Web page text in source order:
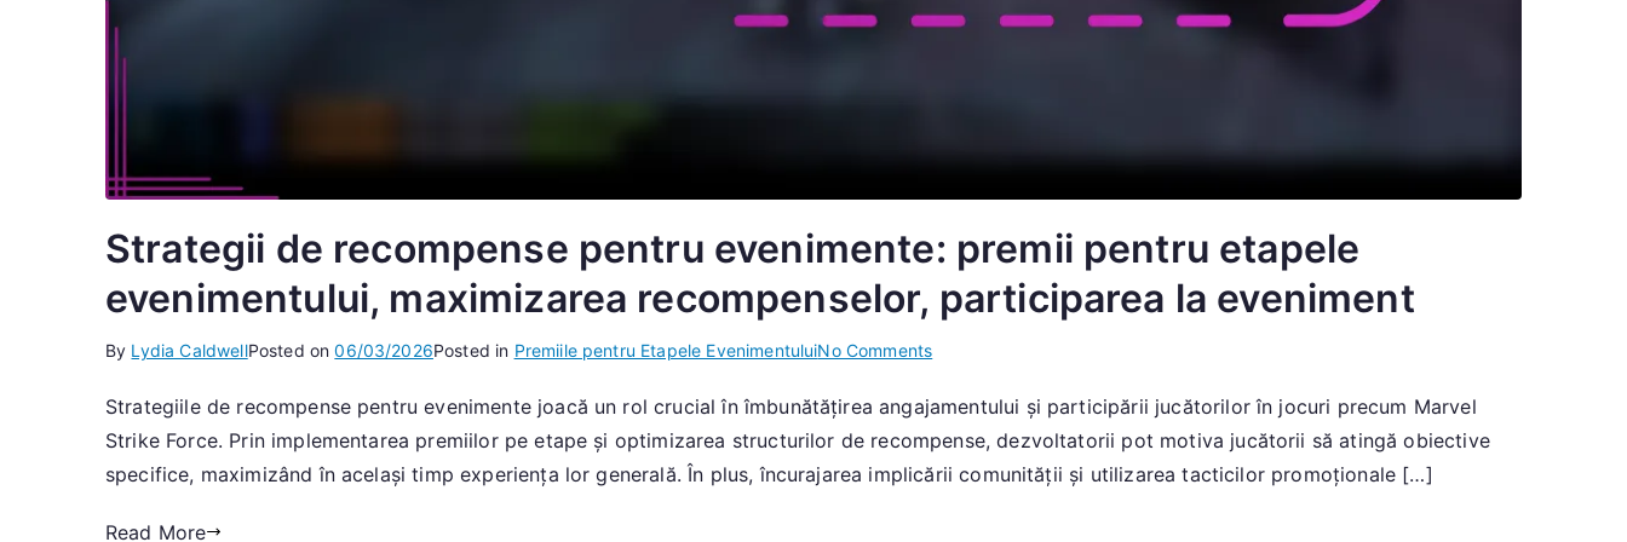
Strategii de recompense pentru evenimente: premii pentru etapele
evenimentului, maximizarea recompenselor, participarea la eveniment
By Lydia CaldwellPosted on06/03/2026Posted in Premiile pentru Etapele EvenimentuluiNo Commentson
de
recompense
pentru
Strategiile de recompense pentru evenimente joacă un rol crucial în îmbunătățirea angajamentului și participării jucătorilor în jocuri precum Marvel
Strike Force. Prin implementarea premiilor pe etape și optimizarea structurilor de recompense, dezvoltatorii pot motiva jucătorii să atingă obiective
specifice, maximizând în același timp experiența lor generală. În plus, încurajarea implicării comunității și utilizarea tacticilor promoționale […]
Read More